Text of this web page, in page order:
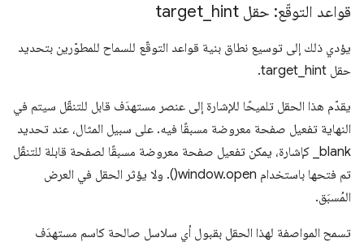
قواعد التوقّع: حقل target hint
يؤدي ذلك إلى توسيع نطاق بنية قواعد التوقّع للسماح للمطوّرين بتحديد
حقل target_hint.
يقدّم هذا الحقل تلميحًا للإشارة إلى عنصر مستهدَف قابل للتنقّل سيتم في
النهاية تفعيل صفحة معروضة مسبقًا فيه. على سبيل المثال، عند تحديد
‎_blank كإشارة، يمكن تفعيل صفحة معروضة مسبقًا لصفحة قابلة للتنقّل
تم فتحها باستخدام window.open(). ولا يؤثر الحقل في العرض
المُسبَق.
تسمح المواصفة لهذا الحقل بقبول أي سلاسل صالحة كاسم مستهدَف